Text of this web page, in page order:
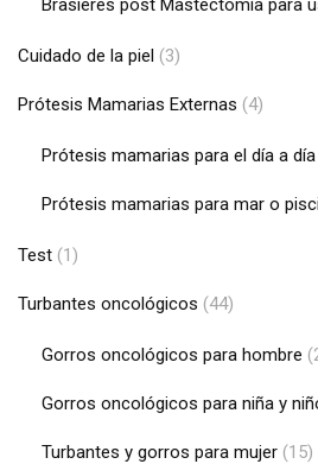
Brasieres post Mastectomía para
Cuidado de la piel (3)
Prótesis Mamarias Externas (4)
Prótesis mamarias para el día a día
Prótesis mamarias para mar o
Test (1)
Turbantes oncológicos (44)
Gorros oncológicos para hombre
Gorros oncológicos para niña y
Turbantes y gorros para mujer (15)